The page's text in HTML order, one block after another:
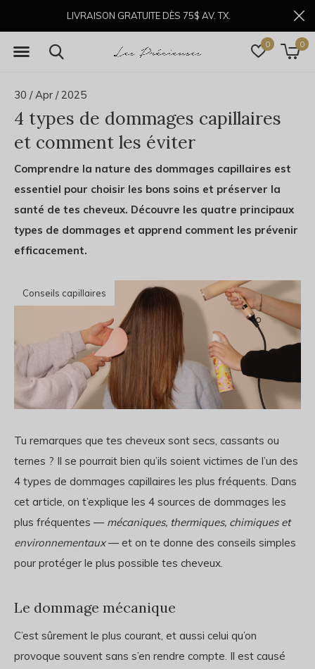
0 0
LIVRAISON GRATUITE DÈS 75$ AV. TX.
30 / Apr / 2025
4 types de dommages capillaires
et comment les éviter
Comprendre la nature des dommages capillaires est
essentiel pour choisir les bons soins et préserver la
santé de tes cheveux. Découvre les quatre principaux
types de dommages et apprend comment les prévenir
efficacement.
Conseils capillaires
Tu remarques que tes cheveux sont secs, cassants ou
ternes ? Il se pourrait bien qu’ils soient victimes de l’un des
4 types de dommages capillaires les plus fréquents. Dans
cet article, on t’explique les 4 sources de dommages les
plus fréquentes — mécaniques, thermiques, chimiques et
environnementaux— et on te donne des conseils simples
pour protéger le plus possible tes cheveux.
Le dommage mécanique
C’est sûrement le plus courant, et aussi celui qu’on
provoque souvent sans s’en rendre compte. Il est causé